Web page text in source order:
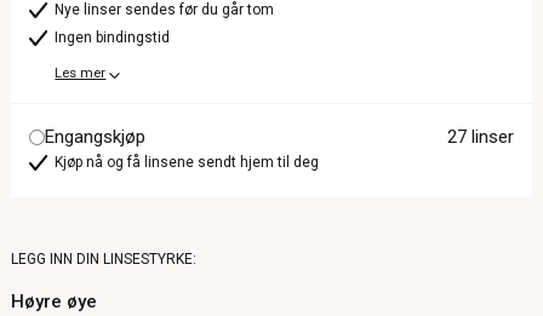
Nye linser sendes før du går tom
Ingen bindingstid
Les mer
Engangskjøp 27 linser
Kjøp nå og få linsene sendt hjem til deg
LEGG INN DIN LINSESTYRKE:
Høyre øye